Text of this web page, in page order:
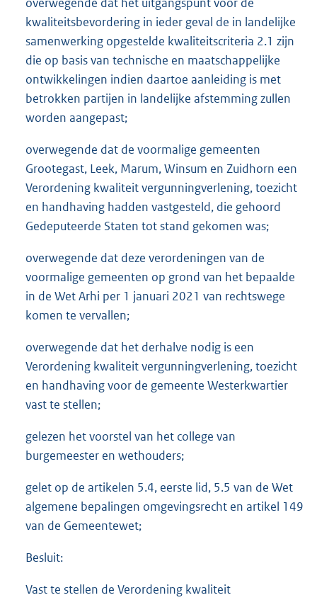
kwaliteitsbevordering in ieder geval de in landelijke
samenwerking opgestelde kwaliteitscriteria 2.1 zijn
die op basis van technische en maatschappelijke
ontwikkelingen indien daartoe aanleiding is met
betrokken partijen in landelijke afstemming zullen
worden aangepast;
overwegende dat de voormalige gemeenten
Grootegast, Leek, Marum, Winsum en Zuidhorn een
Verordening kwaliteit vergunningverlening, toezicht
en handhaving hadden vastgesteld, die gehoord
Gedeputeerde Staten tot stand gekomen was;
overwegende dat deze verordeningen van de
voormalige gemeenten op grond van het bepaalde
in de Wet Arhi per 1 januari 2021 van rechtswege
komen te vervallen;
overwegende dat het derhalve nodig is een
Verordening kwaliteit vergunningverlening, toezicht
en handhaving voor de gemeente Westerkwartier
vast te stellen;
gelezen het voorstel van het college van
burgemeester en wethouders;
gelet op de artikelen 5.4, eerste lid, 5.5 van de Wet
algemene bepalingen omgevingsrecht en artikel 149
van de Gemeentewet;
Besluit:
Vast te stellen de Verordening kwaliteit